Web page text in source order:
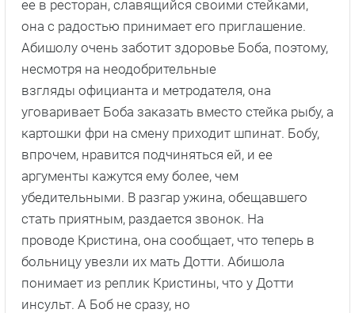
ее в ресторан, славящийся своими стейками,
она с радостью принимает его приглашение.
Абишолу очень заботит здоровье Боба, поэтому,
несмотря на неодобрительные
взгляды официанта и метродателя, она
уговаривает Боба заказать вместо стейка рыбу, а
картошки фри на смену приходит шпинат. Бобу,
впрочем, нравится подчиняться ей, и ее
аргументы кажутся ему более, чем
убедительными. В разгар ужина, обещавшего
стать приятным, раздается звонок. На
проводе Кристина, она сообщает, что теперь в
больницу увезли их мать Дотти. Абишола
понимает из реплик Кристины, что у Дотти
инсульт. А Боб не сразу, но